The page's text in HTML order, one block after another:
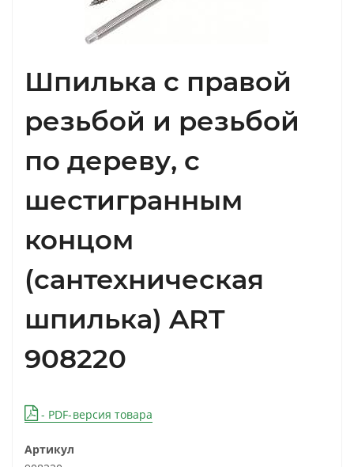
Шпилька с правой
резьбой и резьбой
по дереву, с
шестигранным
концом
(сантехническая
шпилька) ART
908220
- PDF-версия товара
Артикул